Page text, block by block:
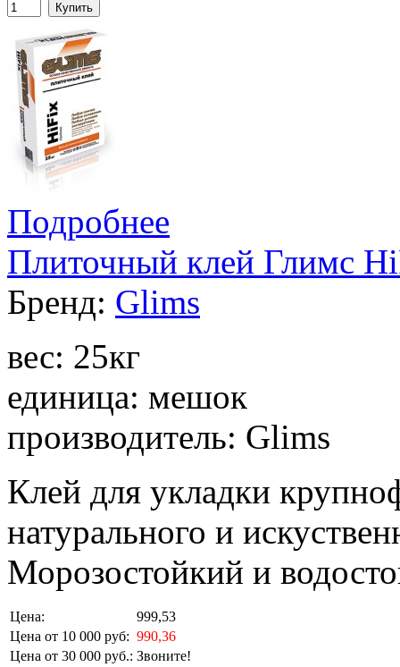
Купить
Подробнее
Плиточный клей Глимс
Бренд: Glims
вес: 25кг
единица: мешок
производитель: Glims
Клей для укладки
натурального и
Морозостойкий и
Цена:
999,53
Цена от 10 000 руб: 990,36
Цена от 30 000 руб.: Звоните!